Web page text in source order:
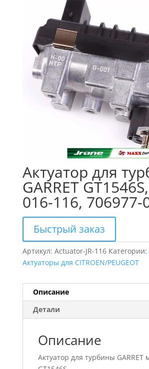
Актуатор для
GARRET
016-116, 706977-
Быстрый заказ
Артикул: Actuator-JR-116 Категории:
Актуаторы для CITROEN/PEUGEOT
Описание
Детали
Описание
Актуатор для турбины GARRET